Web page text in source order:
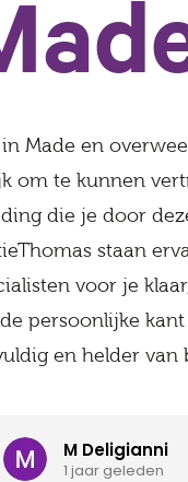
Made en
om te kunnen
die je door
staan
voor je
persoonlijke
en helder van
M Deligianni
1 jaar geleden